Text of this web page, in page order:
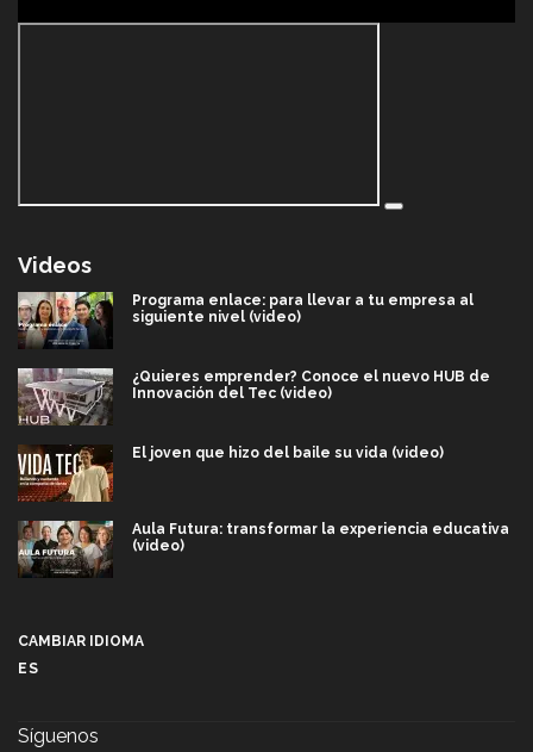
Videos
Programa enlace: para llevar a tu empresa al
siguiente nivel (video)
¿Quieres emprender? Conoce el nuevo HUB de
Innovación del Tec (video)
El joven que hizo del baile su vida (video)
Aula Futura: transformar la experiencia educativa
(video)
CAMBIAR IDIOMA
ES
Síguenos